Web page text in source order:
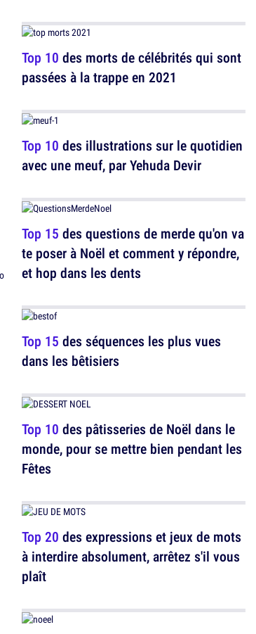
Top 10 des morts de célébrités qui sont
passées à la trappe en 2021
Top 10 des illustrations sur le quotidien
avec une meuf, par Yehuda Devir
Top 15 des questions de merde qu'on va
te poser à Noël et comment y répondre,
et hop dans les dents
Top 15 des séquences les plus vues
dans les bêtisiers
Top 10 des pâtisseries de Noël dans le
monde, pour se mettre bien pendant les
Fêtes
Top 20 des expressions et jeux de mots
à interdire absolument, arrêtez s'il vous
plaît